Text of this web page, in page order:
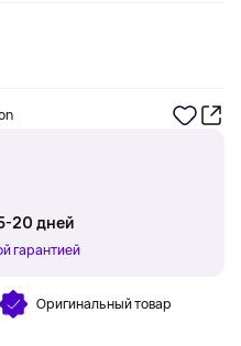
20 дней
гарантией
Оригинальный товар